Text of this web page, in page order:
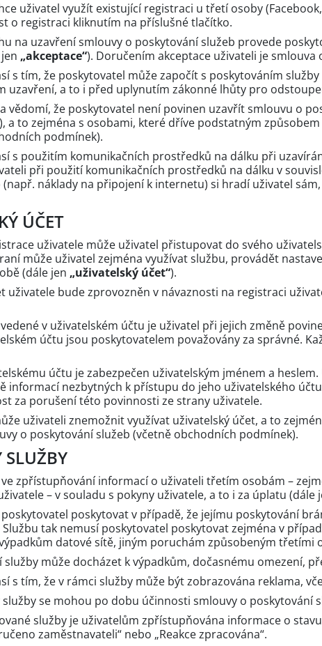
uživatel využít existující registraci u třetí osoby
o registraci kliknutím na příslušné tlačítko.
na uzavření smlouvy o poskytování služeb provede
„akceptace“). Doručením akceptace uživateli je smlouva
s tím, že poskytovatel může započít s poskytováním
uzavření, a to i před uplynutím zákonné lhůty pro
vědomí, že poskytovatel není povinen uzavřít smlouvu o
a to zejména s osobami, které dříve podstatným
podmínek).
s použitím komunikačních prostředků na dálku při
při použití komunikačních prostředků na dálku v
náklady na připojení k internetu) si hradí uživatel
ÚČET
uživatele může uživatel přistupovat do svého
může uživatel zejména využívat službu, provádět
(dále jen „uživatelský účet“).
uživatele bude zprovozněn v návaznosti na registraci
v uživatelském účtu je uživatel při jejich změně
účtu jsou poskytovatelem považovány za správné.
účtu je zabezpečen uživatelským jménem a
informací nezbytných k přístupu do jeho uživatelského
za porušení této povinnosti ze strany uživatele.
uživateli znemožnit využívat uživatelský účet, a to
o poskytování služeb (včetně obchodních podmínek).
ve zpřístupňování informací o uživateli třetím osobám –
– v souladu s pokyny uživatele, a to i za úplatu (dále
poskytovat v případě, že jejímu poskytování
tak nemusí poskytovatel poskytovat zejména v
datové sítě, jiným poruchám způsobeným třetími
služby může docházet k výpadkům, dočasnému omezení,
s tím, že v rámci služby může být zobrazována reklama,
služby se mohou po dobu účinnosti smlouvy o poskytování
služby je uživatelům zpřístupňována informace o
zaměstnavateli“ nebo „Reakce zpracována“.